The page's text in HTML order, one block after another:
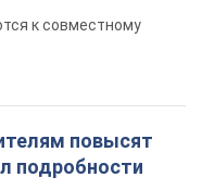
к совместному
повысят
подробности